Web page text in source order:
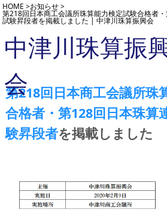
HOME >お知らせ>
第218回日本商工会議所珠算能力検定試験合格者
試験昇段者を掲載しました | 中津川珠算振興会
中津川珠算振
会
第218回日本商工会議所珠
合格者・第128回日本珠算
験昇段者を掲載しました